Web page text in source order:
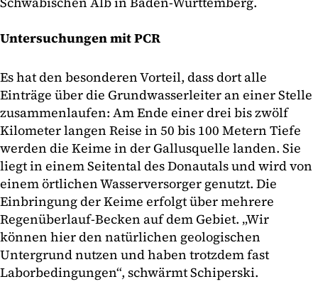
Untersuchungen mit PCR
Es hat den besonderen Vorteil, dass dort alle
Einträge über die Grundwasserleiter an einer Stelle
zusammenlaufen: Am Ende einer drei bis zwölf
Kilometer langen Reise in 50 bis 100 Metern Tiefe
werden die Keime in der Gallusquelle landen. Sie
liegt in einem Seitental des Donautals und wird von
einem örtlichen Wasserversorger genutzt. Die
Einbringung der Keime erfolgt über mehrere
Regenüberlauf-Becken auf dem Gebiet. „Wir
können hier den natürlichen geologischen
Untergrund nutzen und haben trotzdem fast
Laborbedingungen“, schwärmt Schiperski.